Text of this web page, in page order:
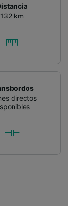
132 km
directos